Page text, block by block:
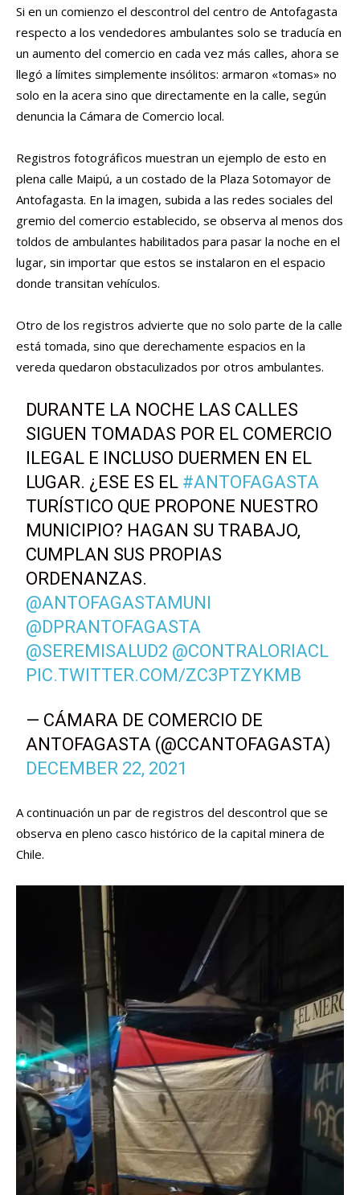
Si en un comienzo el descontrol del centro de Antofagasta
respecto a los vendedores ambulantes solo se traducía en
un aumento del comercio en cada vez más calles, ahora se
llegó a límites simplemente insólitos: armaron «tomas» no
solo en la acera sino que directamente en la calle, según
denuncia la Cámara de Comercio local.
Registros fotográficos muestran un ejemplo de esto en
plena calle Maipú, a un costado de la Plaza Sotomayor de
Antofagasta. En la imagen, subida a las redes sociales del
gremio del comercio establecido, se observa al menos dos
toldos de ambulantes habilitados para pasar la noche en el
lugar, sin importar que estos se instalaron en el espacio
donde transitan vehículos.
Otro de los registros advierte que no solo parte de la calle
está tomada, sino que derechamente espacios en la
vereda quedaron obstaculizados por otros ambulantes.
DURANTE LA NOCHE LAS CALLES
SIGUEN TOMADAS POR EL COMERCIO
ILEGAL E INCLUSO DUERMEN EN EL
LUGAR. ¿ESE ES EL #ANTOFAGASTA
TURÍSTICO QUE PROPONE NUESTRO
MUNICIPIO? HAGAN SU TRABAJO,
CUMPLAN SUS PROPIAS
ORDENANZAS.
@ANTOFAGASTAMUNI
@DPRANTOFAGASTA
@SEREMISALUD2 @CONTRALORIACL
PIC.TWITTER.COM/ZC3PTZYKMB
— CÁMARA DE COMERCIO DE
ANTOFAGASTA (@CCANTOFAGASTA)
DECEMBER 22, 2021
A continuación un par de registros del descontrol que se
observa en pleno casco histórico de la capital minera de
Chile.